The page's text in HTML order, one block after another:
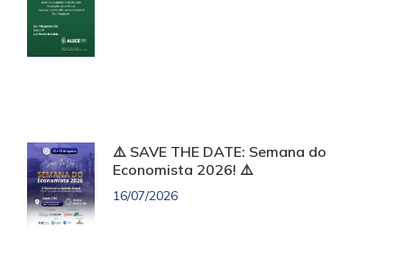
⚠️ SAVE THE DATE: Semana do
Economista 2026! ⚠️
16/07/2026